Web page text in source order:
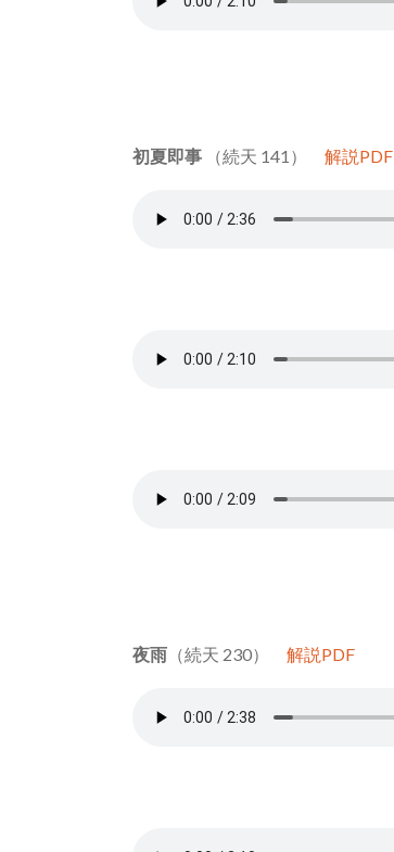
初夏即事 （続天 141） 解説PDF
夜雨 （続天 230） 解説PDF